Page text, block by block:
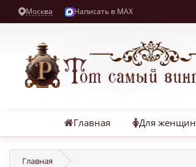
Москва Написать в MAX
Главная Для женщин
Главная